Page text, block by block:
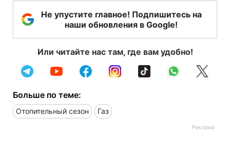
Не упустите главное! Подпишитесь на
наши обновления в Google!
Или читайте нас там, где вам удобно!
Больше по теме:
Отопительный сезон Газ